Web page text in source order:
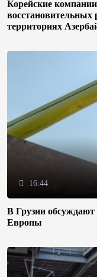
Корейские
восстановительных
территориях
16:44
В Грузии
Европы